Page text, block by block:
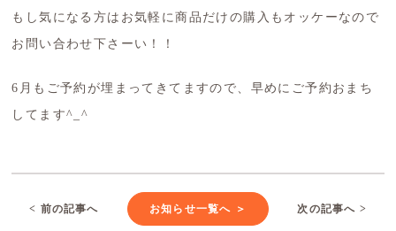
もし気になる方はお気軽に商品だけの購入もオッケーなので
お問い合わせ下さーい！！
6月もご予約が埋まってきてますので、早めにご予約おまち
してます^_^
< 前の記事へ お知らせ一覧へ ＞ 次の記事へ >